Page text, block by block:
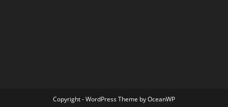
Copyright - WordPress Theme by OceanWP